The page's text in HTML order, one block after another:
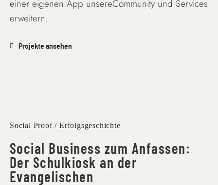
einer eigenen App unsereCommunity und Services
erweitern.
Projekte ansehen
Social Proof / Erfolgsgeschichte
Social Business zum Anfassen:
Der Schulkiosk an der
Evangelischen